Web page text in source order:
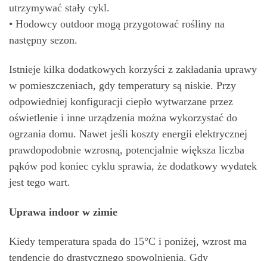
utrzymywać stały cykl.
• Hodowcy outdoor mogą przygotować rośliny na
następny sezon.
Istnieje kilka dodatkowych korzyści z zakładania uprawy
w pomieszczeniach, gdy temperatury są niskie. Przy
odpowiedniej konfiguracji ciepło wytwarzane przez
oświetlenie i inne urządzenia można wykorzystać do
ogrzania domu. Nawet jeśli koszty energii elektrycznej
prawdopodobnie wzrosną, potencjalnie większa liczba
pąków pod koniec cyklu sprawia, że dodatkowy wydatek
jest tego wart.
Uprawa indoor w zimie
Kiedy temperatura spada do 15°C i poniżej, wzrost ma
tendencję do drastycznego spowolnienia. Gdy